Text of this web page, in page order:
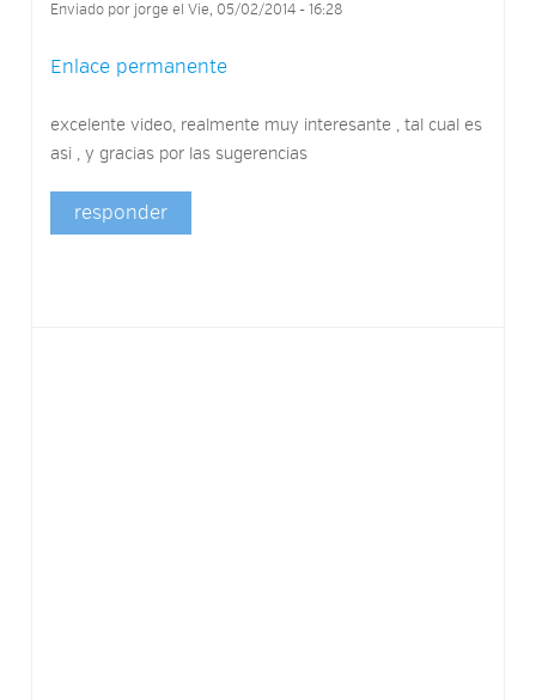
Enviado por jorge el Vie, 05/02/2014 - 16:28
Enlace permanente
excelente video, realmente muy interesante , tal cual es
asi , y gracias por las sugerencias
responder